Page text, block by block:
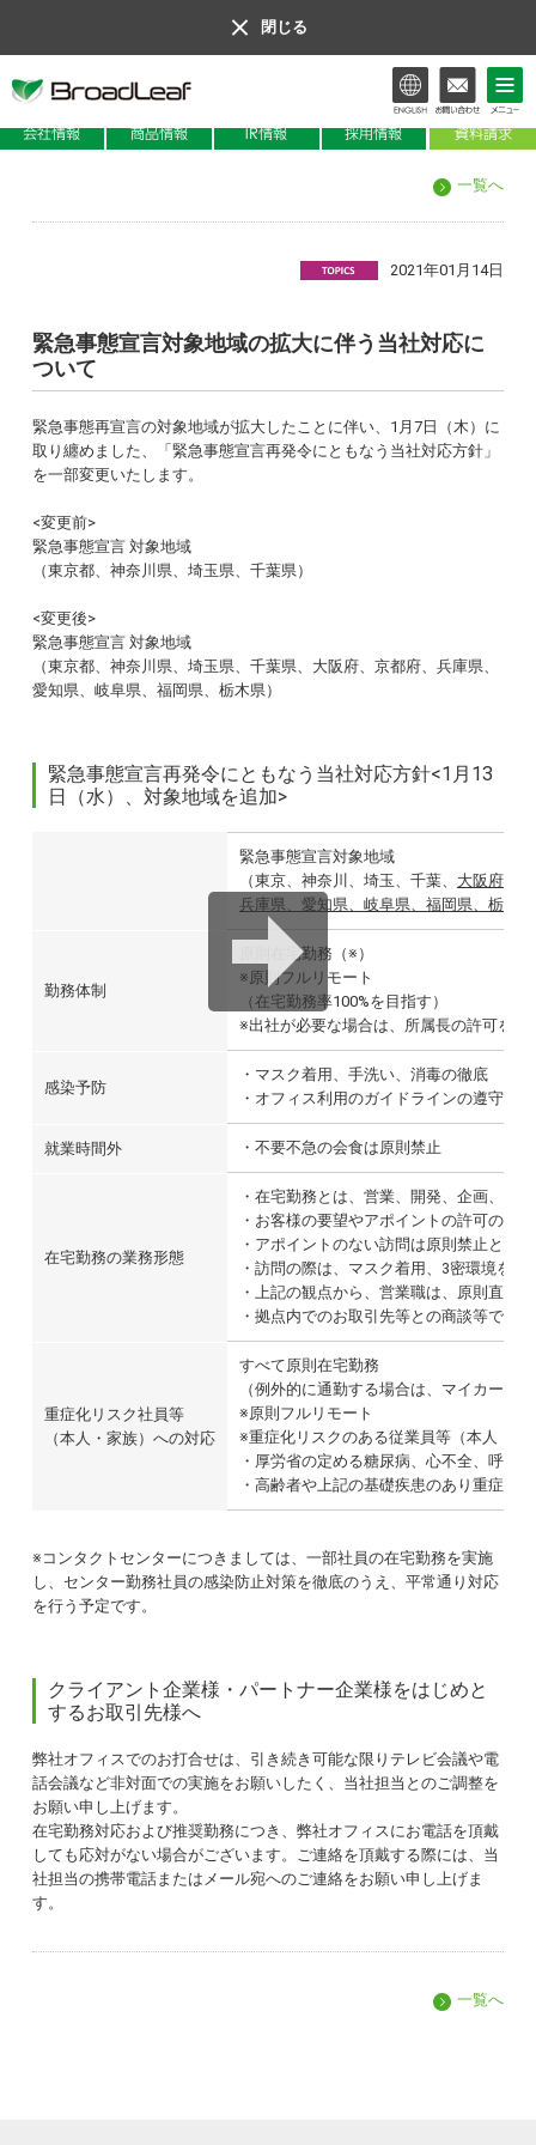
閉じる
IR情報
一覧へ
2021年01月14日
緊急事態宣言対象地域の拡大に伴う当社対応に
ついて
緊急事態再宣言の対象地域が拡大したことに伴い、1月7日（木）に
取り纏めました、「緊急事態宣言再発令にともなう当社対応方針」
を一部変更いたします。
<変更前>
緊急事態宣言 対象地域
（東京都、神奈川県、埼玉県、千葉県）
<変更後>
緊急事態宣言 対象地域
（東京都、神奈川県、埼玉県、千葉県、大阪府、京都府、兵庫県、
愛知県、岐阜県、福岡県、栃木県）
緊急事態宣言再発令にともなう当社対応方針<1月13
日（水）、対象地域を追加>
緊急事態宣言対象地域
（東京、神奈川、埼玉、千葉、 大阪府、
兵庫県、愛知県、岐阜県、福岡県、栃木県
勤務体制
原則在宅勤務（※）
※原則フルリモート
（在宅勤務率100%を目指す）
※出社が必要な場合は、所属長の許可を得
感染予防
・マスク着用、手洗い、消毒の徹底
・オフィス利用のガイドラインの遵守
就業時間外 ・不要不急の会食は原則禁止
在宅勤務の業務形態
・在宅勤務とは、営業、開発、企画、管
・お客様の要望やアポイントの許可のあ
・アポイントのない訪問は原則禁止とす
・訪問の際は、マスク着用、3密環境を作
・上記の観点から、営業職は、原則直行
・拠点内でのお取引先等との商談等で来
重症化リスク社員等
（本人・家族）への対応
すべて原則在宅勤務
（例外的に通勤する場合は、マイカー通
※原則フルリモート
※重症化リスクのある従業員等（本人・家
・厚労省の定める糖尿病、心不全、呼吸
・高齢者や上記の基礎疾患のあり重症化
※コンタクトセンターにつきましては、一部社員の在宅勤務を実施
し、センター勤務社員の感染防止対策を徹底のうえ、平常通り対応
を行う予定です。
クライアント企業様・パートナー企業様をはじめと
するお取引先様へ
弊社オフィスでのお打合せは、引き続き可能な限りテレビ会議や電
話会議など非対面での実施をお願いしたく、当社担当とのご調整を
お願い申し上げます。
在宅勤務対応および推奨勤務につき、弊社オフィスにお電話を頂戴
しても応対がない場合がございます。ご連絡を頂戴する際には、当
社担当の携帯電話またはメール宛へのご連絡をお願い申し上げま
す。
一覧へ